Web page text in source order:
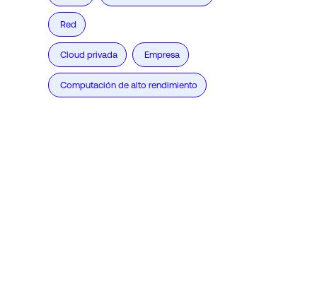
Red
Cloud privada Empresa
Computación de alto rendimiento